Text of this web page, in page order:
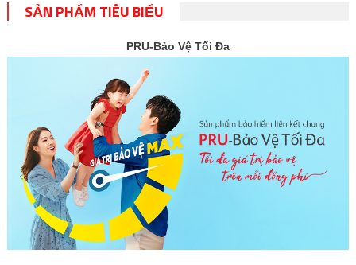
SẢN PHẨM TIÊU BIỂU
PRU-Bảo Vệ Tối Đa